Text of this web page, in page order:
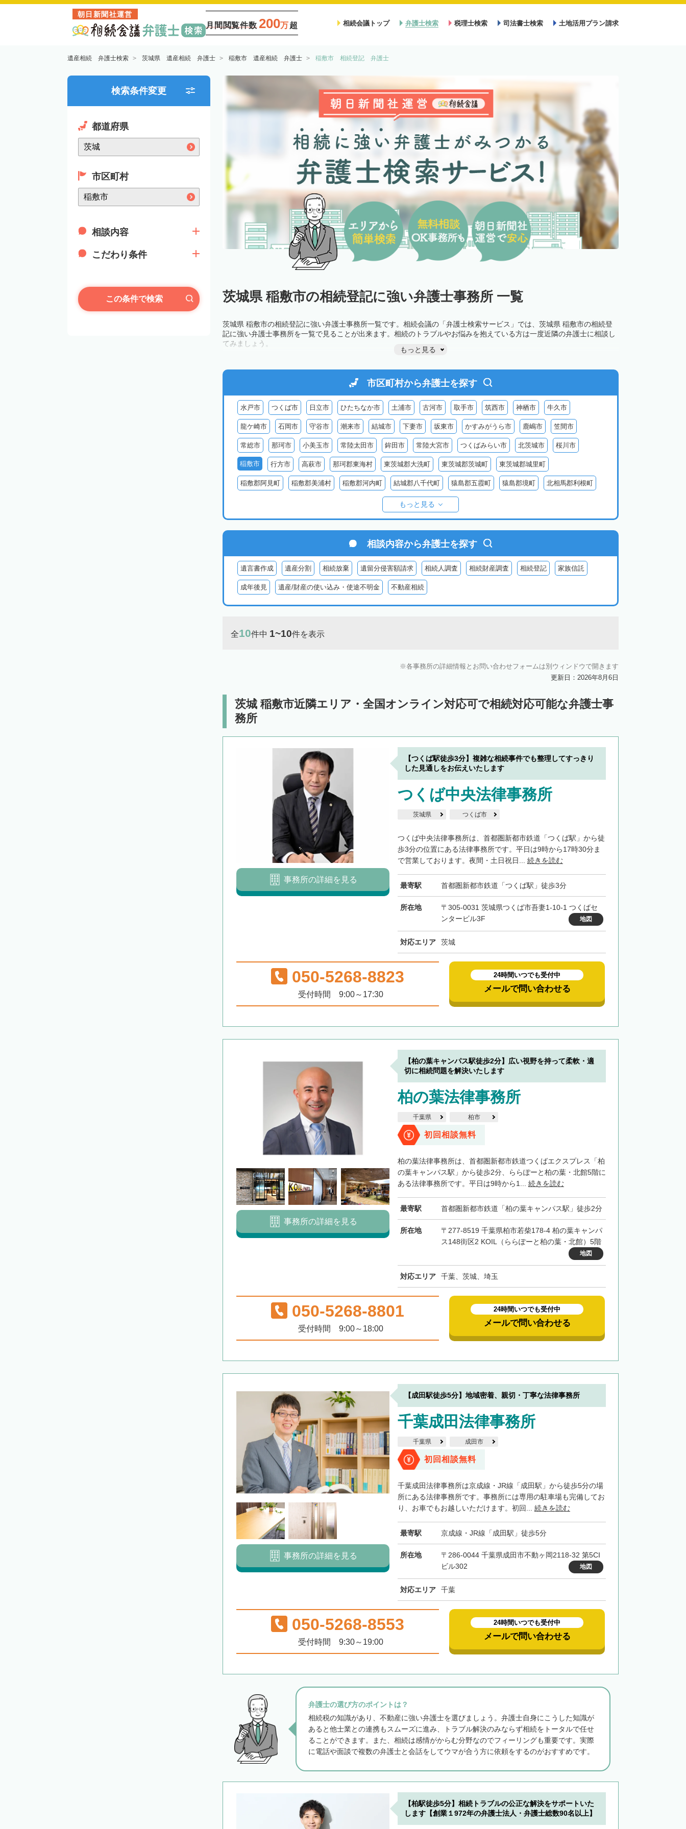
朝日新聞社運営
月間閲覧件数 200万超 相続会議トップ 弁護士検索 税理士検索 司法書士検索 土地活用プラン請求
遺産相続 弁護士検索 茨城県 遺産相続 弁護士 稲敷市 遺産相続 弁護士 稲敷市 相続登記 弁護士
検索条件変更
都道府県
市区町村
相談内容
こだわり条件
この条件で検索 茨城県 稲敷市の相続登記に強い弁護士事務所 一覧
茨城県 稲敷市の相続登記に強い弁護士事務所一覧です。相続会議の「弁護士検索サービス」では、茨城県 稲敷市の相続登
記に強い弁護士事務所を一覧で見ることが出来ます。相続のトラブルやお悩みを抱えている方は一度近隣の弁護士に相談し
てみましょう。
もっと見る
市区町村から弁護士を探す
水戸市 つくば市 日立市 ひたちなか市 土浦市 古河市 取手市 筑西市 神栖市 牛久市
龍ケ崎市 石岡市 守谷市 潮来市 結城市 下妻市 坂東市 かすみがうら市 鹿嶋市 笠間市
常総市 那珂市 小美玉市 常陸太田市 鉾田市 常陸大宮市 つくばみらい市 北茨城市 桜川市
稲敷市 行方市 高萩市 那珂郡東海村 東茨城郡大洗町 東茨城郡茨城町 東茨城郡城里町
稲敷郡阿見町 稲敷郡美浦村 稲敷郡河内町 結城郡八千代町 猿島郡五霞町 猿島郡境町 北相馬郡利根町
もっと見る
相談内容から弁護士を探す
遺言書作成 遺産分割 相続放棄 遺留分侵害額請求 相続人調査 相続財産調査 相続登記 家族信託
成年後見 遺産/財産の使い込み・使途不明金 不動産相続
全10件中 1~10件を表示
各事務所の詳細情報とお問い合わせフォームは別ウィンドウで開きます
更新日：2026年8月6日
茨城 稲敷市近隣エリア・全国オンライン対応可で相続対応可能な弁護士事
務所
【つくば駅徒歩3分】複雑な相続事件でも整理してすっきり
した見通しをお伝えいたします
つくば中央法律事務所
茨城県 つくば市
つくば中央法律事務所は、首都圏新都市鉄道「つくば駅」から徒
歩3分の位置にある法律事務所です。平日は9時から17時30分ま
で営業しております。夜間・土日祝日... 続きを読む
最寄駅 首都圏新都市鉄道「つくば駅」徒歩3分
所在地
〒305-0031 茨城県つくば市吾妻1-10-1 つくばセ
ンタービル3F
地図
対応エリア 茨城
事務所の詳細を見る
050-5268-8823
受付時間 9:00～17:30
24時間いつでも受付中
メールで問い合わせる
【柏の葉キャンパス駅徒歩2分】広い視野を持って柔軟・適
切に相続問題を解決いたします
柏の葉法律事務所
千葉県 柏市
初回相談無料
柏の葉法律事務所は、首都圏新都市鉄道つくばエクスプレス「柏
の葉キャンパス駅」から徒歩2分、ららぽーと柏の葉・北館5階に
ある法律事務所です。平日は9時から1... 続きを読む
最寄駅 首都圏新都市鉄道「柏の葉キャンパス駅」徒歩2分
所在地
〒277-8519 千葉県柏市若柴178-4 柏の葉キャンパ
ス148街区2 KOIL（ららぽーと柏の葉・北館）5階
地図
対応エリア 千葉、茨城、埼玉
事務所の詳細を見る
050-5268-8801
受付時間 9:00～18:00
24時間いつでも受付中
メールで問い合わせる
【成田駅徒歩5分】地域密着、親切・丁寧な法律事務所
千葉成田法律事務所
千葉県 成田市
初回相談無料
千葉成田法律事務所は京成線・JR線「成田駅」から徒歩5分の場
所にある法律事務所です。事務所には専用の駐車場も完備してお
り、お車でもお越しいただけます。初回... 続きを読む
最寄駅 京成線・JR線「成田駅」徒歩5分
所在地
〒286-0044 千葉県成田市不動ヶ岡2118-32 第5CI
ビル302
地図
対応エリア 千葉
事務所の詳細を見る
050-5268-8553
受付時間 9:30～19:00
24時間いつでも受付中
メールで問い合わせる
弁護士の選び方のポイントは？
相続税の知識があり、不動産に強い弁護士を選びましょう。弁護士自身にこうした知識が
あると他士業との連携もスムーズに進み、トラブル解決のみならず相続をトータルで任せ
ることができます。また、相続は感情がからむ分野なのでフィーリングも重要です。実際
に電話や面談で複数の弁護士と会話をしてウマが合う方に依頼をするのがおすすめです。
【柏駅徒歩5分】相続トラブルの公正な解決をサポートいた
します【創業１972年の弁護士法人・弁護士総数90名以上】